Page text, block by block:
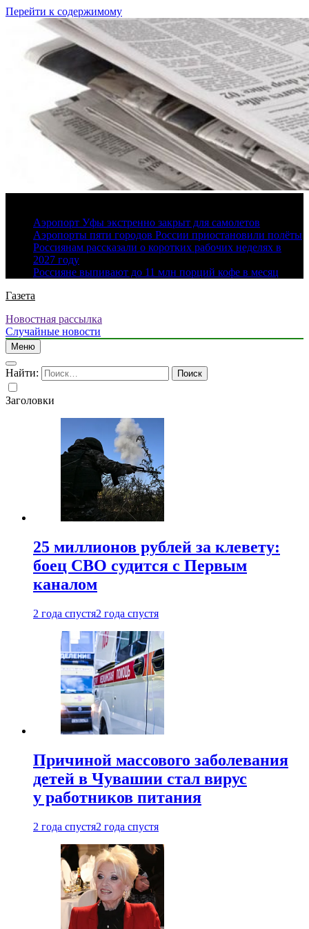
Перейти к содержимому
Аэропорт Уфы экстренно закрыт для самолетов
Аэропорты пяти городов России приостановили полёты
Россиянам рассказали о коротких рабочих неделях в
2027 году
Россияне выпивают до 11 млн порций кофе в месяц
Газета
Новостная рассылка
Случайные новости
Меню
Найти:
Заголовки
25 миллионов рублей за клевету:
боец СВО судится с Первым
каналом
2 года спустя2 года спустя
Причиной массового заболевания
детей в Чувашии стал вирус
у работников питания
2 года спустя2 года спустя